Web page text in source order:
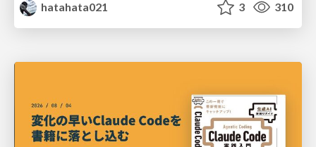
hatahata021
3 310